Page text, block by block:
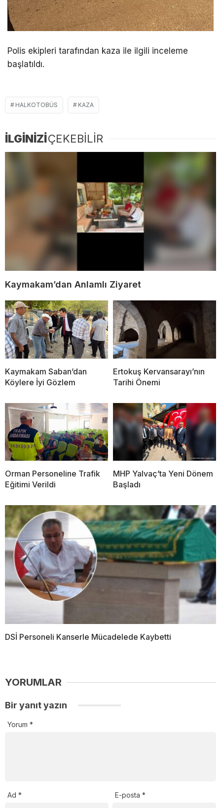
Polis ekipleri tarafından kaza ile ilgili inceleme
başlatıldı.
HALKOTOBÜS KAZA
İLGİNİZİÇEKEBİLİR
Kaymakam’dan Anlamlı Ziyaret
Kaymakam Saban’dan
Köylere İyi Gözlem
Ertokuş Kervansarayı’nın
Tarihi Önemi
Orman Personeline Trafik
Eğitimi Verildi
MHP Yalvaç’ta Yeni Dönem
Başladı
DSİ Personeli Kanserle Mücadelede Kaybetti
YORUMLAR
Bir yanıt yazın
Yorum *
Ad * E-posta*